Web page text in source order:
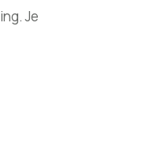
Je